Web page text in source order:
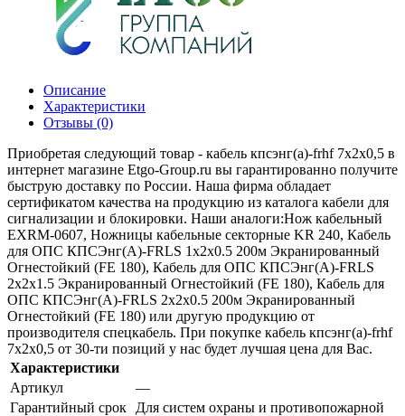
Описание
Характеристики
Отзывы (0)
Приобретая следующий товар - кабель кпсэнг(а)-frhf 7х2х0,5 в
интернет магазине Etgo-Group.ru вы гарантированно получите
быструю доставку по России. Наша фирма обладает
сертификатом качества на продукцию из каталога кабели для
сигнализации и блокировки. Наши аналоги:Нож кабельный
EXRM-0607, Ножницы кабельные секторные KR 240, Кабель
для ОПС КПСЭнг(А)-FRLS 1х2х0.5 200м Экранированный
Огнестойкий (FE 180), Кабель для ОПС КПСЭнг(А)-FRLS
2х2х1.5 Экранированный Огнестойкий (FE 180), Кабель для
ОПС КПСЭнг(А)-FRLS 2х2х0.5 200м Экранированный
Огнестойкий (FE 180) или другую продукцию от
производителя спецкабель. При покупке кабель кпсэнг(а)-frhf
7х2х0,5 от 30-ти позиций у нас будет лучшая цена для Вас.
Характеристики
Артикул
—
Гарантийный срок
Для систем охраны и противопожарной